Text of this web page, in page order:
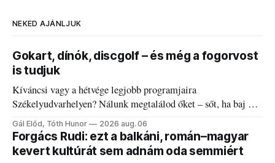
NEKED AJÁNLJUK
Gokart, dínók, discgolf – és még a fogorvost
is tudjuk
Kíváncsi vagy a hétvége legjobb programjaira
Székelyudvarhelyen? Nálunk megtalálod őket – sőt, ha baj van
a fogaddal, a fogorvosi ügyeletet is!
Gál Előd, Tóth Hunor 2026 aug. 06
Forgács Rudi: ezt a balkáni, román–magyar
kevert kultúrát sem adnám oda semmiért